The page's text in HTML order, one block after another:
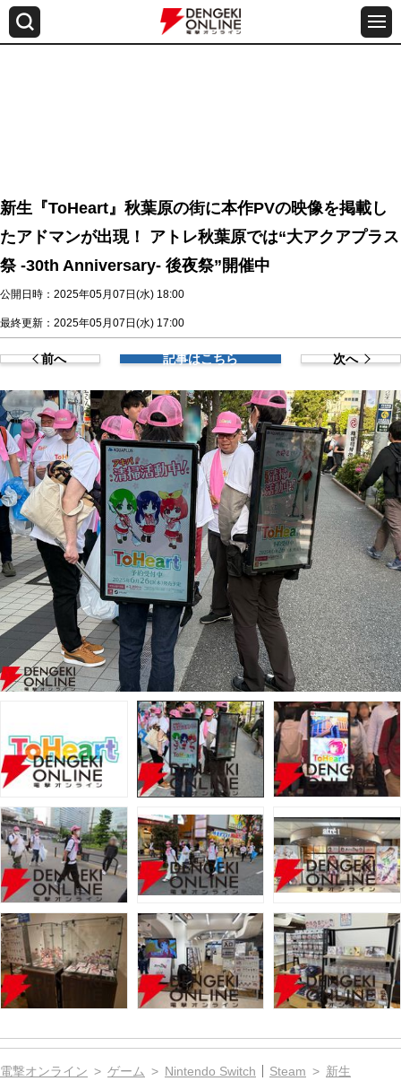
新生『ToHeart』秋葉原の街に本作PVの映像を掲載し
たアドマンが出現！ アトレ秋葉原では“大アクアプラス
祭 -30th Anniversary- 後夜祭”開催中
公開日時：2025年05月07日(水) 18:00
最終更新：2025年05月07日(水) 17:00
前へ 記事はこちら 次へ
電撃オンライン ゲーム Nintendo Switch Steam
新生